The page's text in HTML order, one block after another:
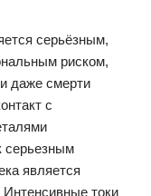
серьёзным,
риском,
даже смерти
с
серьезным
является
токи